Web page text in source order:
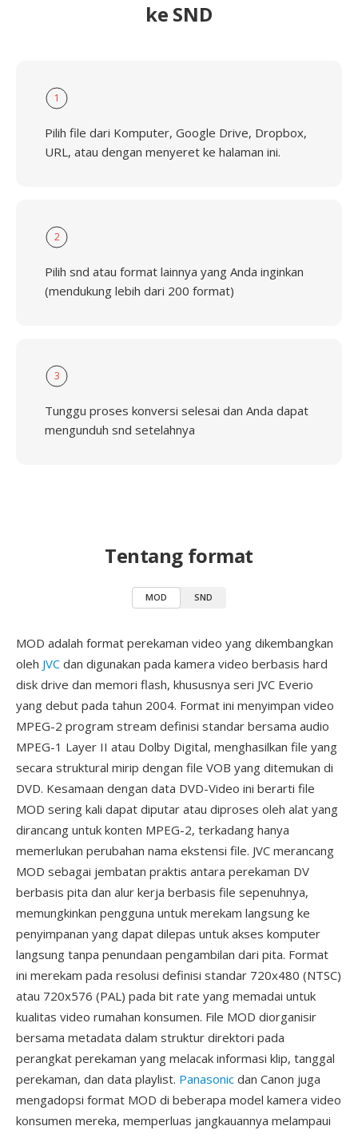
ke SND
1
Pilih file dari Komputer, Google Drive, Dropbox,
URL, atau dengan menyeret ke halaman ini.
2
Pilih snd atau format lainnya yang Anda inginkan
(mendukung lebih dari 200 format)
3
Tunggu proses konversi selesai dan Anda dapat
mengunduh snd setelahnya
Tentang format
MOD SND
MOD adalah format perekaman video yang dikembangkan
oleh JVC dan digunakan pada kamera video berbasis hard
disk drive dan memori flash, khususnya seri JVC Everio
yang debut pada tahun 2004. Format ini menyimpan video
MPEG-2 program stream definisi standar bersama audio
MPEG-1 Layer II atau Dolby Digital, menghasilkan file yang
secara struktural mirip dengan file VOB yang ditemukan di
DVD. Kesamaan dengan data DVD-Video ini berarti file
MOD sering kali dapat diputar atau diproses oleh alat yang
dirancang untuk konten MPEG-2, terkadang hanya
memerlukan perubahan nama ekstensi file. JVC merancang
MOD sebagai jembatan praktis antara perekaman DV
berbasis pita dan alur kerja berbasis file sepenuhnya,
memungkinkan pengguna untuk merekam langsung ke
penyimpanan yang dapat dilepas untuk akses komputer
langsung tanpa penundaan pengambilan dari pita. Format
ini merekam pada resolusi definisi standar 720x480 (NTSC)
atau 720x576 (PAL) pada bit rate yang memadai untuk
kualitas video rumahan konsumen. File MOD diorganisir
bersama metadata dalam struktur direktori pada
perangkat perekaman yang melacak informasi klip, tanggal
perekaman, dan data playlist. Panasonic dan Canon juga
mengadopsi format MOD di beberapa model kamera video
konsumen mereka, memperluas jangkauannya melampaui